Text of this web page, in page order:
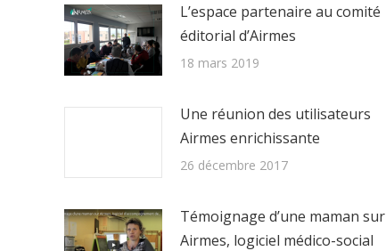
L’espace partenaire au comité
éditorial d’Airmes
18 mars 2019
Une réunion des utilisateurs
Airmes enrichissante
26 décembre 2017
Témoignage d’une maman sur
Airmes, logiciel médico-social